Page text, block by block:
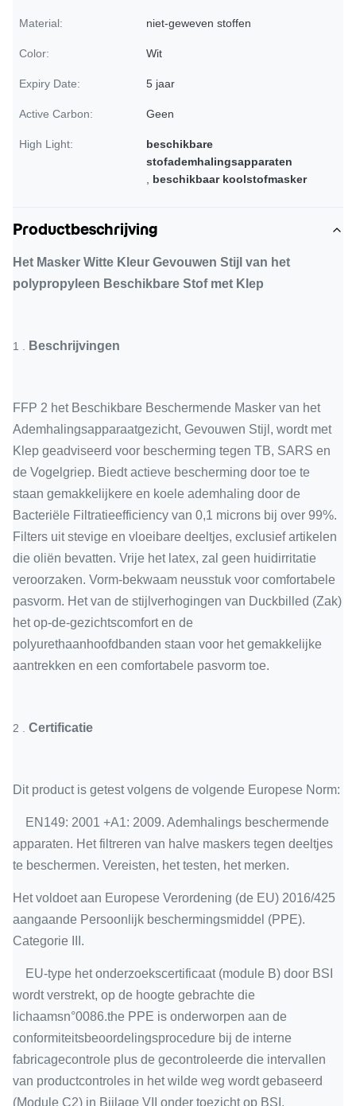
Material: niet-geweven stoffen
Color: Wit
Expiry Date: 5 jaar
Active Carbon: Geen
High Light:
beschikbare
stofademhalingsapparaten
beschikbaar koolstofmasker
Productbeschrijving
Het Masker Witte Kleur Gevouwen Stijl van het
polypropyleen Beschikbare Stof met Klep
1 . Beschrijvingen
FFP 2 het Beschikbare Beschermende Masker van het
Ademhalingsapparaatgezicht, Gevouwen Stijl, wordt met
Klep geadviseerd voor bescherming tegen TB, SARS en
de Vogelgriep. Biedt actieve bescherming door toe te
staan gemakkelijkere en koele ademhaling door de
Bacteriële Filtratieefficiency van 0,1 microns bij over 99%.
Filters uit stevige en vloeibare deeltjes, exclusief artikelen
die oliën bevatten. Vrije het latex, zal geen huidirritatie
veroorzaken. Vorm-bekwaam neusstuk voor comfortabele
pasvorm. Het van de stijlverhogingen van Duckbilled (Zak)
het op-de-gezichtscomfort en de
polyurethaanhoofdbanden staan voor het gemakkelijke
aantrekken en een comfortabele pasvorm toe.
2 . Certificatie
Dit product is getest volgens de volgende Europese Norm:
EN149: 2001 +A1: 2009. Ademhalings beschermende
apparaten. Het filtreren van halve maskers tegen deeltjes
te beschermen. Vereisten, het testen, het merken.
Het voldoet aan Europese Verordening (de EU) 2016/425
aangaande Persoonlijk beschermingsmiddel (PPE).
Categorie III.
EU-type het onderzoekscertificaat (module B) door BSI
wordt verstrekt, op de hoogte gebrachte die
lichaamsn°0086.the PPE is onderworpen aan de
conformiteitsbeoordelingsprocedure bij de interne
fabricagecontrole plus de gecontroleerde die intervallen
van productcontroles in het wilde weg wordt gebaseerd
(Module C2) in Bijlage VII onder toezicht op BSI,